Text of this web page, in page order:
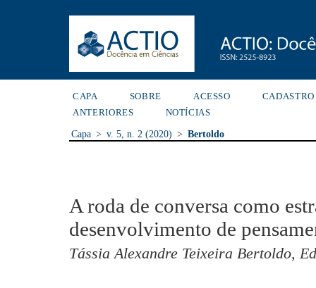
CAPA SOBRE ACESSO
CADASTRO
ANTERIORES
NOTÍCIAS
Capa > v. 5, n. 2 (2020) > Bertoldo
A roda de conversa como
desenvolvimento de
Tássia Alexandre Teixeira Bertoldo,